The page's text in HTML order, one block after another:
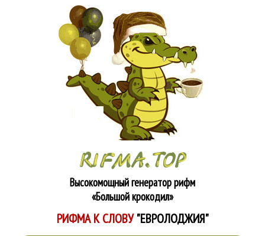
Высокомощный генератор рифм
«Большой крокодил»
РИФМА К СЛОВУ"ЕВРОЛОДЖИЯ"